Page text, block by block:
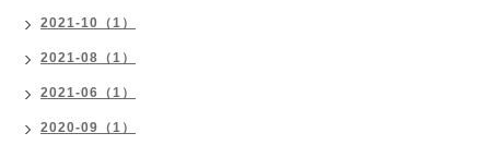
2021-10（1）
2021-08（1）
2021-06（1）
2020-09（1）